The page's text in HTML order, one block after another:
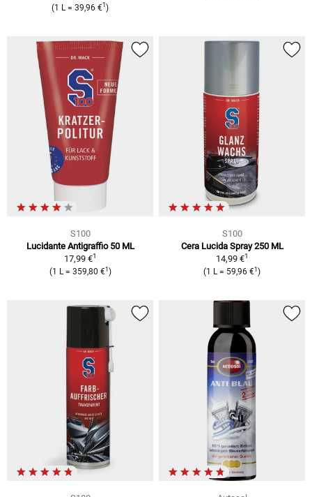
(1 L = 39,96 €1 )
S100
Lucidante Antigraffio 50 ML
17,99 €1
(1 L = 359,80 €1 )
S100
Cera Lucida Spray 250 ML
14,99 €1
(1 L = 59,96 €1 )